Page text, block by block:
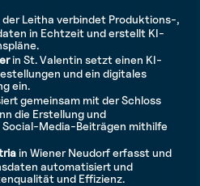
der Leitha verbindet Produktions-,
in Echtzeit und erstellt KI-
in St. Valentin setzt einen KI-
und ein digitales
ein.
gemeinsam mit der Schloss
die Erstellung und
Media-Beiträgen mithilfe
in Wiener Neudorf erfasst und
automatisiert und
und Effizienz.